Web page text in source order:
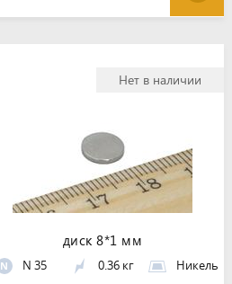
Нет в наличии
диск 8*1 мм
N N 35 0.36 кг Никель